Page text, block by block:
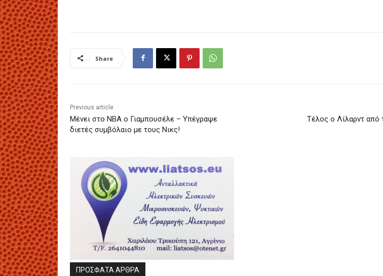
Share
Previous article
Mένει στο ΝΒΑ ο Γιαμπουσέλε – Υπέγραψε
διετές συμβόλαιο με τους Νικς!
Τέλος ο Λίλαρντ από
ΠΡΟΣΦΑΤΑ ΑΡΘΡΑ